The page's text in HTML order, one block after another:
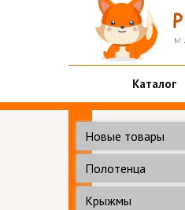
Каталог
Новые товары
Полотенца
Крыжмы